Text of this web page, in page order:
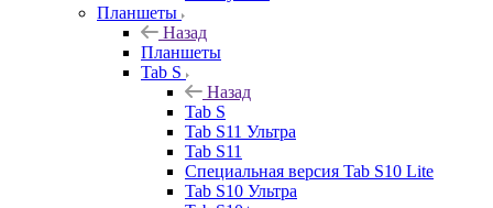
Планшеты
Назад
Планшеты
Tab S
Назад
Tab S
Tab S11 Ультра
Tab S11
Специальная версия Tab S10 Lite
Tab S10 Ультра